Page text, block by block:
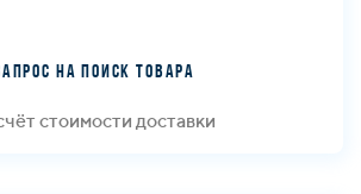
на поиск товара
стоимости доставки